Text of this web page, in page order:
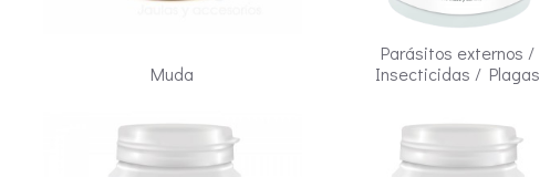
Muda
Parásitos externos /
Insecticidas / Plagas